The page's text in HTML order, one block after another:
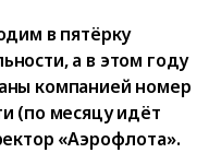
в пятёрку
а в этом году
компанией номер
(по месяцу идёт
«Аэрофлота».